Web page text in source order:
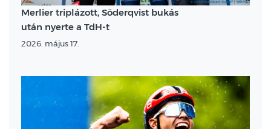
Merlier triplázott, Söderqvist bukás
után nyerte a TdH-t
2026. május 17.